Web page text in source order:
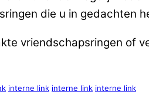
die u in gedachten
vriendschapsringen of
interne link interne link interne link